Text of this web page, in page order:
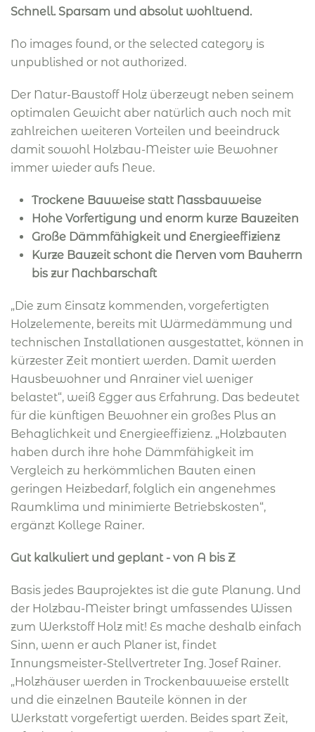
Schnell. Sparsam und absolut wohltuend.
No images found, or the selected category is
unpublished or not authorized.
Der Natur-Baustoff Holz überzeugt neben seinem
optimalen Gewicht aber natürlich auch noch mit
zahlreichen weiteren Vorteilen und beeindruck
damit sowohl Holzbau-Meister wie Bewohner
immer wieder aufs Neue.
Trockene Bauweise statt Nassbauweise
Hohe Vorfertigung und enorm kurze Bauzeiten
Große Dämmfähigkeit und Energieeffizienz
Kurze Bauzeit schont die Nerven vom Bauherrn
bis zur Nachbarschaft
„Die zum Einsatz kommenden, vorgefertigten
Holzelemente, bereits mit Wärmedämmung und
technischen Installationen ausgestattet, können in
kürzester Zeit montiert werden. Damit werden
Hausbewohner und Anrainer viel weniger
belastet“, weiß Egger aus Erfahrung. Das bedeutet
für die künftigen Bewohner ein großes Plus an
Behaglichkeit und Energieeffizienz. „Holzbauten
haben durch ihre hohe Dämmfähigkeit im
Vergleich zu herkömmlichen Bauten einen
geringen Heizbedarf, folglich ein angenehmes
Raumklima und minimierte Betriebskosten“,
ergänzt Kollege Rainer.
Gut kalkuliert und geplant - von A bis Z
Basis jedes Bauprojektes ist die gute Planung. Und
der Holzbau-Meister bringt umfassendes Wissen
zum Werkstoff Holz mit! Es mache deshalb einfach
Sinn, wenn er auch Planer ist, findet
Innungsmeister-Stellvertreter Ing. Josef Rainer.
„Holzhäuser werden in Trockenbauweise erstellt
und die einzelnen Bauteile können in der
Werkstatt vorgefertigt werden. Beides spart Zeit,